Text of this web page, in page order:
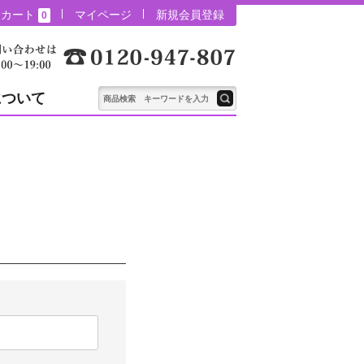
カート 0 マイページ 新規会員登録
いて